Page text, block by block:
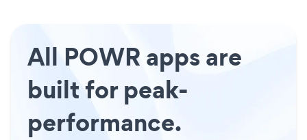
All POWR apps are
built for peak-
performance.